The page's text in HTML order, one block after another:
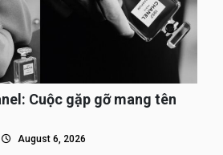
Cuộc gặp gỡ mang tên
August 6, 2026